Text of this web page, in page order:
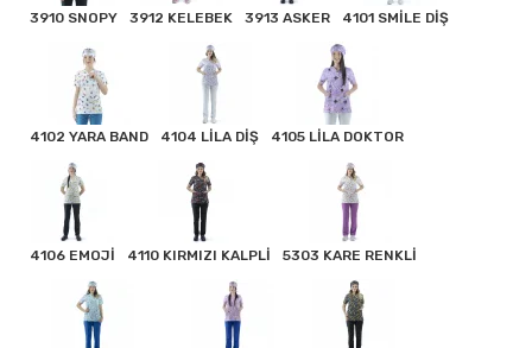
3910 SNOPY 3912 KELEBEK 3913 ASKER 4101 SMİLE DİŞ
4102 YARA BAND 4104 LİLA DİŞ 4105 LİLA DOKTOR
4106 EMOJİ 4110 KIRMIZI KALPLİ 5303 KARE RENKLİ